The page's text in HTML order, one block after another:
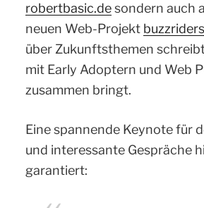
robertbasic.desondern auch
neuen Web-Projekt buzzriders
über Zukunftsthemen
mit Early Adoptern und Web
zusammen bringt.
Eine spannende Keynote für
und interessante Gespräche
garantiert: